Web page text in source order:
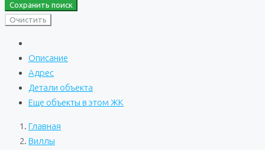
Сохранить поиск
Очистить
Описание
Адрес
Детали объекта
Еще объекты в этом ЖК
Главная
Виллы